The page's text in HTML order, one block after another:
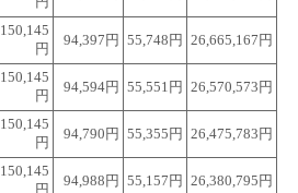
150,145
円
94,397円 55,748円 26,665,167円
150,145
円
94,594円 55,551円 26,570,573円
150,145
円
94,790円 55,355円 26,475,783円
150,145
円
94,988円 55,157円 26,380,795円